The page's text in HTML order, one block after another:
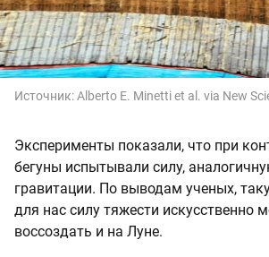
Источник:Alberto E. Minetti et al. via New
Эксперименты показали, что при
бегуны испытывали силу,
гравитации. По выводам ученых,
для нас силу тяжести искусственно
воссоздать и на Луне.